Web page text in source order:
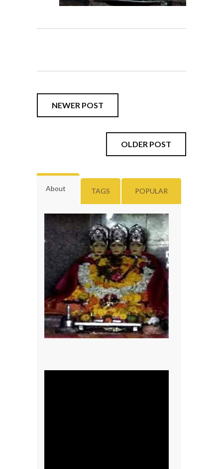
NEWER POST
OLDER POST
About TAGS POPULAR